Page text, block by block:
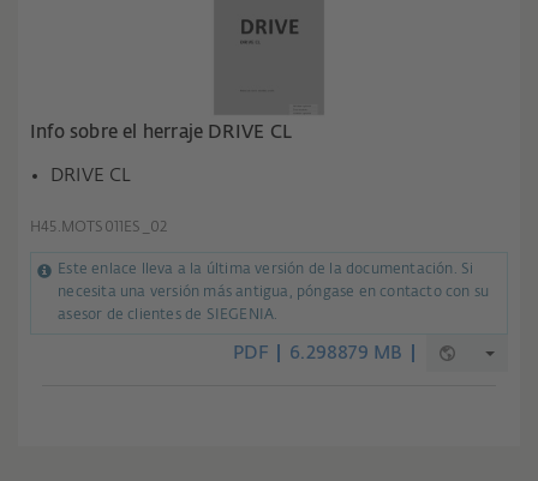
Info sobre el herraje DRIVE CL
DRIVE CL
H45.MOTS011ES_02
Este enlace lleva a la última versión de la documentación. Si
necesita una versión más antigua, póngase en contacto con su
asesor de clientes de SIEGENIA.
PDF 6.298879 MB